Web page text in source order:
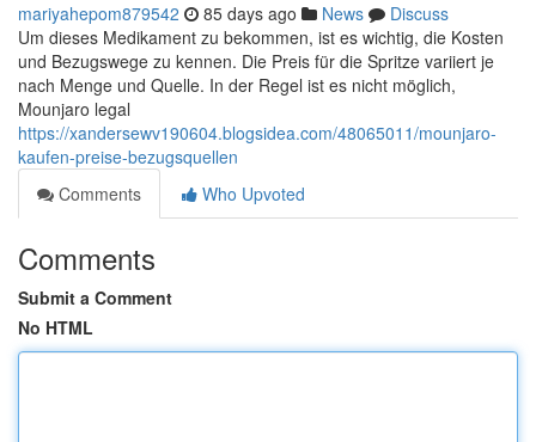
mariyahepom879542 85 days ago News
Discuss
Um dieses Medikament zu bekommen, ist es wichtig, die Kosten
und Bezugswege zu kennen. Die Preis für die Spritze variiert je
nach Menge und Quelle. In der Regel ist es nicht möglich,
Mounjaro legal
https://xandersewv190604.blogsidea.com/48065011/mounjaro-
kaufen-preise-bezugsquellen
Comments
Who Upvoted
Comments
Submit a Comment
No HTML